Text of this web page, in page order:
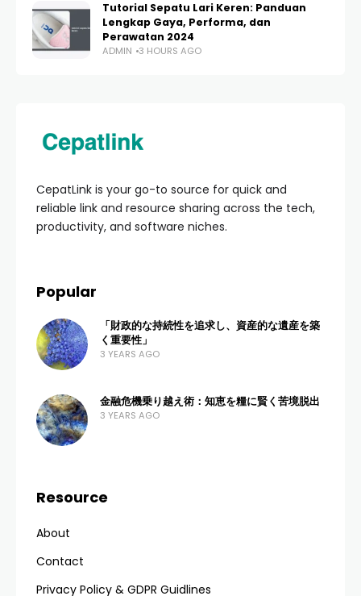
Tutorial Sepatu Lari Keren: Panduan
Lengkap Gaya, Performa, dan
Perawatan 2024
ADMIN 3 HOURS AGO
CepatLink is your go-to source for quick and
reliable link and resource sharing across the tech,
productivity, and software niches.
Popular
「財政的な持続性を追求し、資産的な遺産を築
く重要性」
3 YEARS AGO
金融危機乗り越え術：知恵を糧に賢く苦境脱出
3 YEARS AGO
Resource
About
Contact
Privacy Policy & GDPR Guidlines